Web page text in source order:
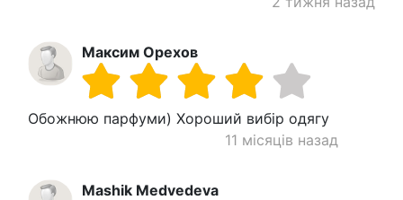
Максим Орехов
Обожнюю парфуми) Хороший вибір одягу
11 місяців назад
Mashik Medvedeva